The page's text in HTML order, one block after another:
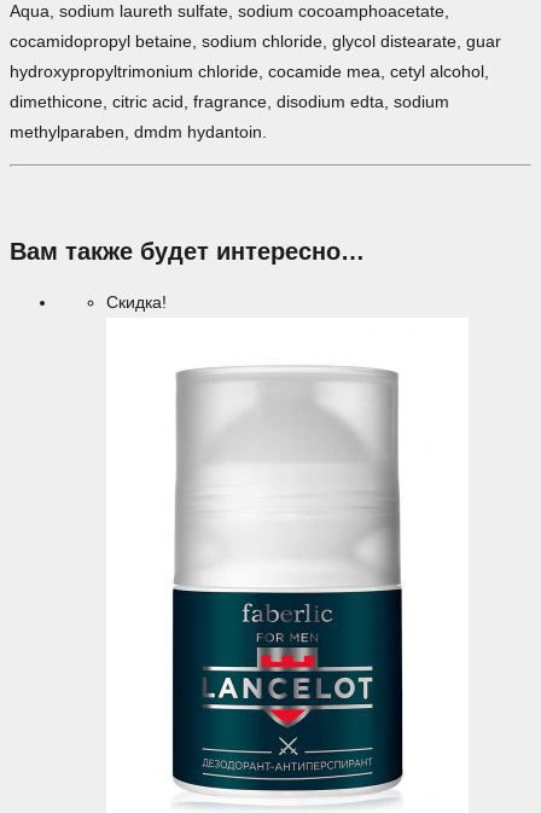
Aqua, sodium laureth sulfate, sodium cocoamphoacetate,
cocamidopropyl betaine, sodium chloride, glycol distearate, guar
hydroxypropyltrimonium chloride, cocamide mea, cetyl alcohol,
dimethicone, citric acid, fragrance, disodium edta, sodium
methylparaben, dmdm hydantoin.
Вам также будет интересно…
Скидка!